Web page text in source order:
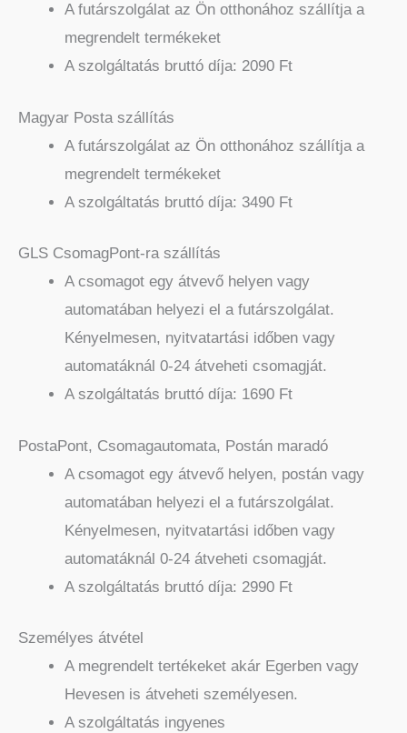
A futárszolgálat az Ön otthonához szállítja a
megrendelt termékeket
A szolgáltatás bruttó díja: 2090 Ft
Magyar Posta szállítás
A futárszolgálat az Ön otthonához szállítja a
megrendelt termékeket
A szolgáltatás bruttó díja: 3490 Ft
GLS CsomagPont-ra szállítás
A csomagot egy átvevő helyen vagy
automatában helyezi el a futárszolgálat.
Kényelmesen, nyitvatartási időben vagy
automatáknál 0-24 átveheti csomagját.
A szolgáltatás bruttó díja: 1690 Ft
PostaPont, Csomagautomata, Postán maradó
A csomagot egy átvevő helyen, postán vagy
automatában helyezi el a futárszolgálat.
Kényelmesen, nyitvatartási időben vagy
automatáknál 0-24 átveheti csomagját.
A szolgáltatás bruttó díja: 2990 Ft
Személyes átvétel
A megrendelt tertékeket akár Egerben vagy
Hevesen is átveheti személyesen.
A szolgáltatás ingyenes